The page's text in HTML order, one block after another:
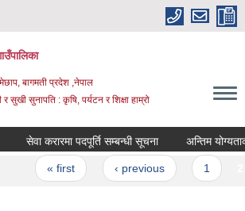
बागमती प्रदेश ,नेपाल
र सुखी सुनापति : कृषि, पर्यटन र शिक्षा हाम्रो
सेवा करारमा पदपूर्ति सम्बन्धी सूचना अन्तिम
Pages
« first ‹ previous